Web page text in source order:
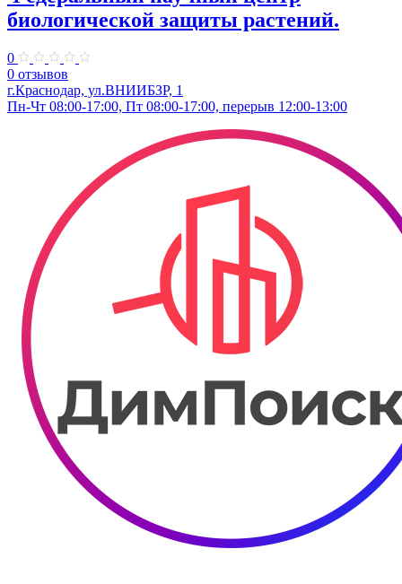
биологической защиты растений.
0
0 отзывов
г.Краснодар, ул.ВНИИБЗР, 1
Пн-Чт 08:00-17:00, Пт 08:00-17:00, перерыв 12:00-13:00